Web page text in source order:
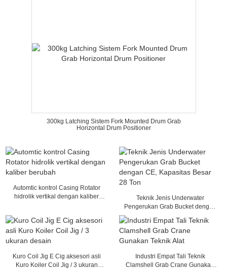
300kg Latching Sistem Fork Mounted Drum Grab
Horizontal Drum Positioner
Automtic kontrol Casing Rotator
hidrolik vertikal dengan kaliber
Teknik Jenis Underwater
Pengerukan Grab Bucket dengan
Kuro Coil Jig E Cig aksesori asli
Kuro Koiler Coil Jig / 3 ukuran
Industri Empat Tali Teknik
Clamshell Grab Crane Gunakan